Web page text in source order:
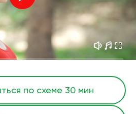
по схеме 30 мин